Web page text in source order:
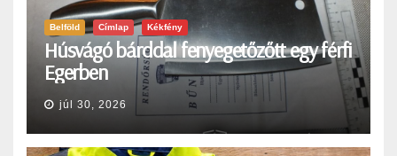
Belföld Címlap Kékfény
Húsvágó bárddal fenyegetőzőtt egy férfi
Egerben
júl 30, 2026